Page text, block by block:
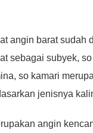
angin barat sudah
sebagai subyek,
so kamari
jenisnya
angin